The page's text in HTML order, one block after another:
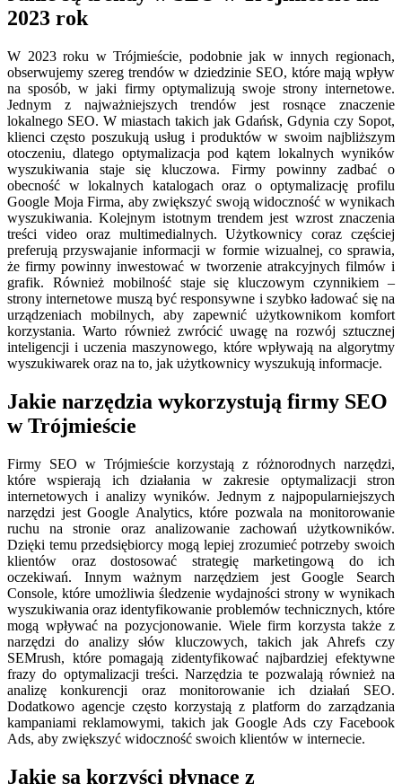
2023 rok
W 2023 roku w Trójmieście, podobnie jak w innych regionach,
obserwujemy szereg trendów w dziedzinie SEO, które mają wpływ
na sposób, w jaki firmy optymalizują swoje strony internetowe.
Jednym z najważniejszych trendów jest rosnące znaczenie
lokalnego SEO. W miastach takich jak Gdańsk, Gdynia czy Sopot,
klienci często poszukują usług i produktów w swoim najbliższym
otoczeniu, dlatego optymalizacja pod kątem lokalnych wyników
wyszukiwania staje się kluczowa. Firmy powinny zadbać o
obecność w lokalnych katalogach oraz o optymalizację profilu
Google Moja Firma, aby zwiększyć swoją widoczność w wynikach
wyszukiwania. Kolejnym istotnym trendem jest wzrost znaczenia
treści video oraz multimedialnych. Użytkownicy coraz częściej
preferują przyswajanie informacji w formie wizualnej, co sprawia,
że firmy powinny inwestować w tworzenie atrakcyjnych filmów i
grafik. Również mobilność staje się kluczowym czynnikiem –
strony internetowe muszą być responsywne i szybko ładować się na
urządzeniach mobilnych, aby zapewnić użytkownikom komfort
korzystania. Warto również zwrócić uwagę na rozwój sztucznej
inteligencji i uczenia maszynowego, które wpływają na algorytmy
wyszukiwarek oraz na to, jak użytkownicy wyszukują informacje.
Jakie narzędzia wykorzystują firmy SEO
w Trójmieście
Firmy SEO w Trójmieście korzystają z różnorodnych narzędzi,
które wspierają ich działania w zakresie optymalizacji stron
internetowych i analizy wyników. Jednym z najpopularniejszych
narzędzi jest Google Analytics, które pozwala na monitorowanie
ruchu na stronie oraz analizowanie zachowań użytkowników.
Dzięki temu przedsiębiorcy mogą lepiej zrozumieć potrzeby swoich
klientów oraz dostosować strategię marketingową do ich
oczekiwań. Innym ważnym narzędziem jest Google Search
Console, które umożliwia śledzenie wydajności strony w wynikach
wyszukiwania oraz identyfikowanie problemów technicznych, które
mogą wpływać na pozycjonowanie. Wiele firm korzysta także z
narzędzi do analizy słów kluczowych, takich jak Ahrefs czy
SEMrush, które pomagają zidentyfikować najbardziej efektywne
frazy do optymalizacji treści. Narzędzia te pozwalają również na
analizę konkurencji oraz monitorowanie ich działań SEO.
Dodatkowo agencje często korzystają z platform do zarządzania
kampaniami reklamowymi, takich jak Google Ads czy Facebook
Ads, aby zwiększyć widoczność swoich klientów w internecie.
Jakie są korzyści płynące z